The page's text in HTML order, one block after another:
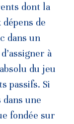
dont la
de
dans un
à
du jeu
passifs. Si
une
fondée sur